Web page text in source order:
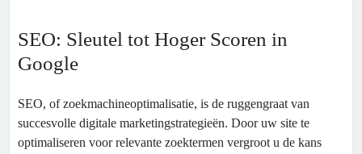
SEO: Sleutel tot Hoger Scoren in
Google
SEO, of zoekmachineoptimalisatie, is de ruggengraat van
succesvolle digitale marketingstrategieën. Door uw site te
optimaliseren voor relevante zoektermen vergroot u de kans